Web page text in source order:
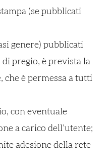
(se pubblicati
genere) pubblicati
pregio, è prevista la
che è permessa a tutti
con eventuale
a carico dell’utente;
adesione della rete